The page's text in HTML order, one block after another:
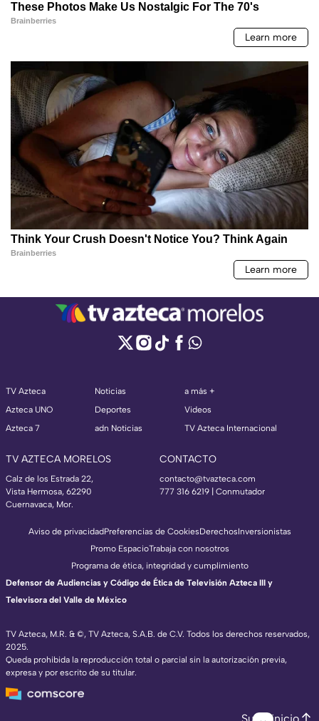
TV Azteca
Azteca UNO
Azteca 7
Noticias
Deportes
adn Noticias
a más +
Videos
TV Azteca Internacional
TV AZTECA MORELOS
Calz de los Estrada 22,
Vista Hermosa, 62290
Cuernavaca, Mor.
CONTACTO
contacto@tvazteca.com
777 316 6219 | Conmutador
TV Azteca, M.R. & ©, TV Azteca, S.A.B. de C.V. Todos los derechos reservados,
2025.
Queda prohibida la reproducción total o parcial sin la autorización previa,
expresa y por escrito de su titular.
Aviso de privacidadPreferencias de CookiesDerechosInversionistas
Promo EspacioTrabaja con nosotros
Programa de ética, integridad y cumplimiento
Defensor de Audiencias y Código de Ética de Televisión Azteca III y
Televisora del Valle de México